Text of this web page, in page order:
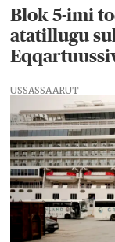
Blok 5-imi
atatillugu
USSASSAARUT